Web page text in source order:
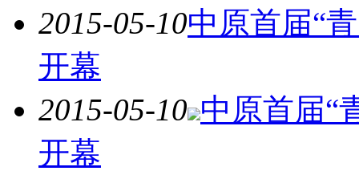
2015-05-10中原首届“
开幕
2015-05-10 中原首届“
开幕